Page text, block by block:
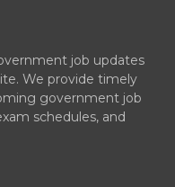
job updates
We provide timely
government job
schedules, and